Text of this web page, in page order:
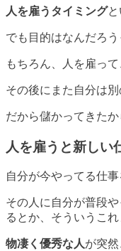
人を雇うタイミングと
でも目的はなんだろ
もちろん、人を雇っ
その後にまた自分は
だから儲かってきた
人を雇うと新しい
自分が今やってる仕
その人に自分が普段
るとか、そういう こ
物凄く優秀な人が突